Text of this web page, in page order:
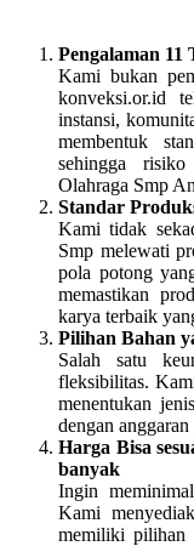
Pengalaman 11
Kami bukan
konveksi.or.id
instansi,
membentuk
sehingga
Olahraga Smp
Standar
Kami tidak
Smp melewati
pola potong
memastikan
karya terbaik
Pilihan Bahan
Salah satu
fleksibilitas.
menentukan
dengan
Harga Bisa
banyak
Ingin
Kami
memiliki pilihan